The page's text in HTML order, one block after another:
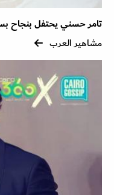
تامر حسني يحتفل بنجاح
مشاهير العرب